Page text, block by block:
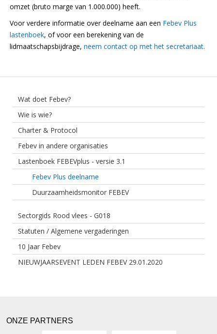
omzet (bruto marge van 1.000.000) heeft.
Voor verdere informatie over deelname aan een Febev Plus
lastenboek, of voor een berekening van de
lidmaatschapsbijdrage, neem contact op met het secretariaat.
Wat doet Febev?
Wie is wie?
Charter & Protocol
Febev in andere organisaties
Lastenboek FEBEVplus - versie 3.1
Febev Plus deelname
Duurzaamheidsmonitor FEBEV
Sectorgids Rood vlees - G018
Statuten / Algemene vergaderingen
10 Jaar Febev
NIEUWJAARSEVENT LEDEN FEBEV 29.01.2020
ONZE PARTNERS